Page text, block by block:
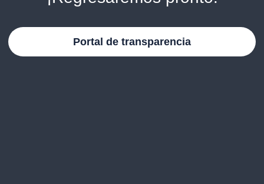
Portal de transparencia